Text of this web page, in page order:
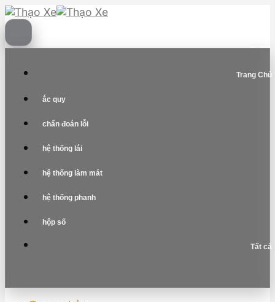
Skip
to
content
Trang Chủ
ắc quy
chẩn đoán lỗi
hệ thống lái
hệ thống làm mát
hệ thống phanh
hộp số
Tất cả